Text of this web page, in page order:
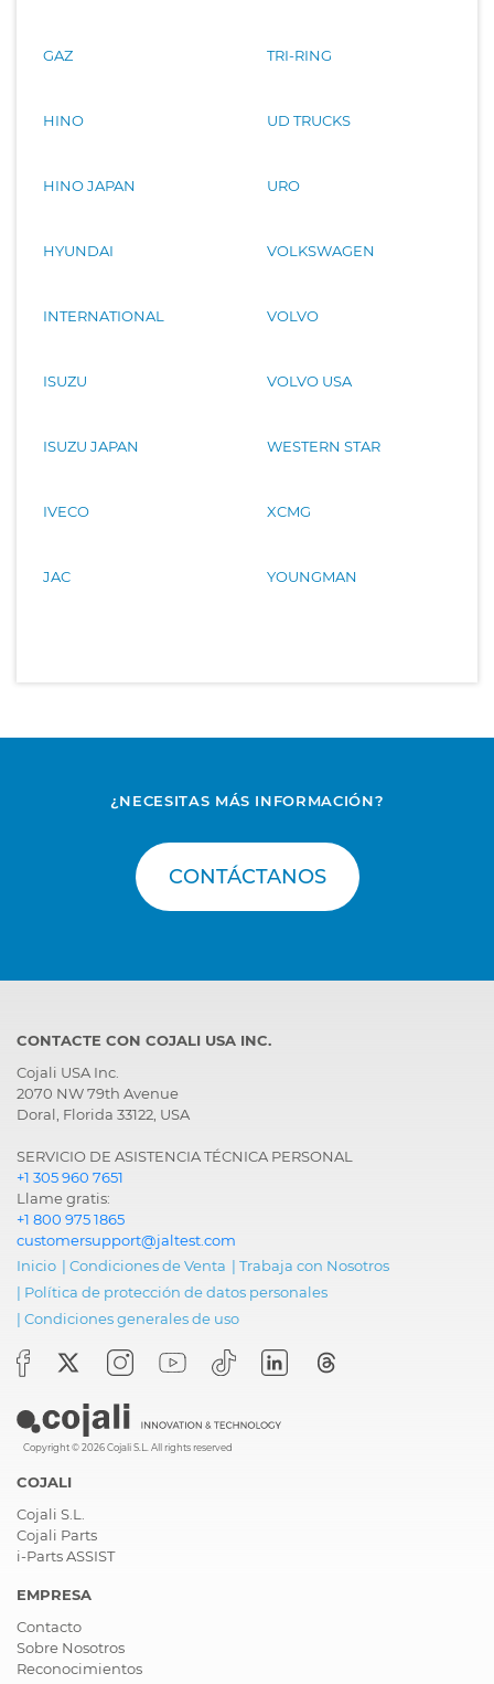
GAZ
HINO
HINO JAPAN
HYUNDAI
INTERNATIONAL
ISUZU
ISUZU JAPAN
IVECO
JAC
TRI-RING
UD TRUCKS
URO
VOLKSWAGEN
VOLVO
VOLVO USA
WESTERN STAR
XCMG
YOUNGMAN
¿NECESITAS MÁS INFORMACIÓN?
CONTÁCTANOS
CONTACTE CON COJALI USA INC.
Cojali USA Inc.
2070 NW 79th Avenue
Doral, Florida 33122, USA
SERVICIO DE ASISTENCIA TÉCNICA PERSONAL
+1 305 960 7651
Llame gratis:
+1 800 975 1865
customersupport@jaltest.com
Inicio | Condiciones de Venta | Trabaja con Nosotros
| Política de protección de datos personales
| Condiciones generales de uso
Copyright © 2026 Cojali S.L. All rights reserved
COJALI
Cojali S.L.
Cojali Parts
i-Parts ASSIST
EMPRESA
Contacto
Sobre Nosotros
Reconocimientos